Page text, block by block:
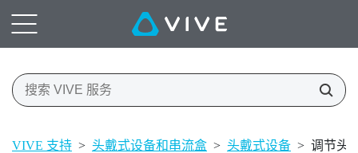
VIVE 支持 > 头戴式设备和串流盒 > 头戴式设备 > 调节头